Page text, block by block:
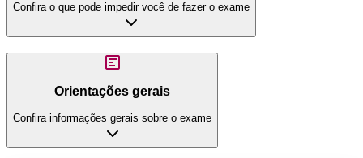
Confira o que pode impedir você de fazer o exame
Orientações gerais
Confira informações gerais sobre o exame